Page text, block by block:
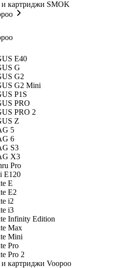
картриджи SMOK
E40
G
G2
G2 Mini
P1S
PRO
PRO 2
Z
5
6
S3
X3
Pro
E120
E
E2
i2
i3
Infinity Edition
Max
Mini
Pro
Pro 2
картриджи Voopoo